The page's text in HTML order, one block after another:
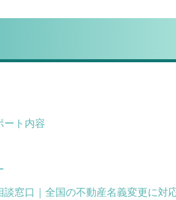
ート内容
窓口｜全国の不動産名義変更に対